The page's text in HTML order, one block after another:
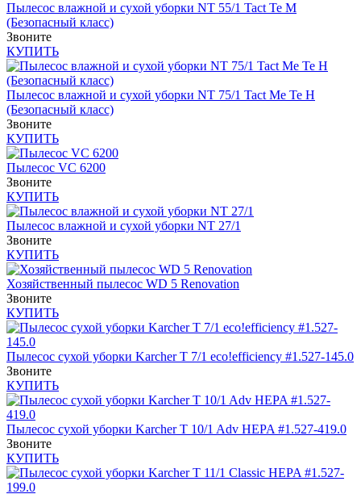
Пылесос влажной и сухой уборки NT 55/1 Tact Te M
(Безопасный класс)
Звоните
КУПИТЬ
Пылесос влажной и сухой уборки NT 75/1 Tact Me Te H
(Безопасный класс)
Звоните
КУПИТЬ
Пылесос VC 6200
Звоните
КУПИТЬ
Пылесос влажной и сухой уборки NT 27/1
Звоните
КУПИТЬ
Хозяйственный пылесос WD 5 Renovation
Звоните
КУПИТЬ
Пылесос сухой уборки Karcher T 7/1 eco!efficiency #1.527-145.0
Звоните
КУПИТЬ
Пылесос сухой уборки Karcher T 10/1 Adv HEPA #1.527-419.0
Звоните
КУПИТЬ